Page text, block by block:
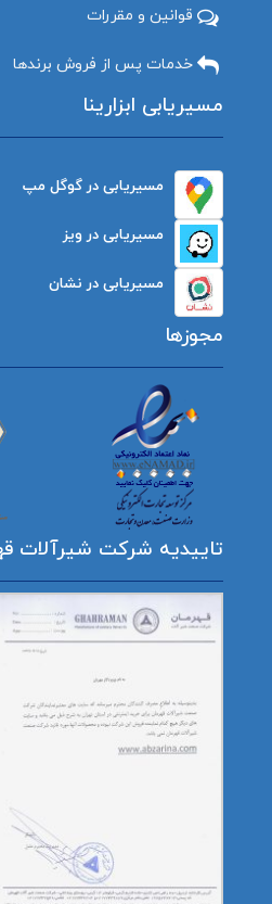
قوانین و مقررات
خدمات پس از فروش برندها
مسیریابی ابزارینا
مسیریابی در گوگل مپ
مسیریابی در ویز
مسیریابی در نشان
مجوزها
تاییدیه شرکت شیرآلات